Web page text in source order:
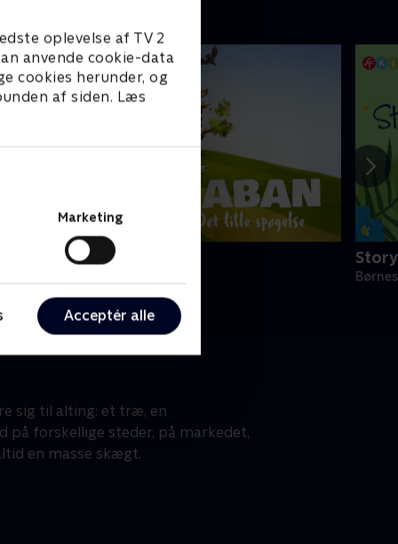
oplevelse af TV 2
anvende cookie-data
cookies herunder, og
af siden. Læs
Marketing
Acceptér alle
Laban - Det lille spøgelse
sig til alting: et træ, en
på forskellige steder, på markedet,
en masse skægt.